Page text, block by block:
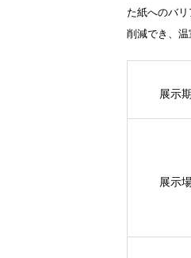
た紙へのバ
削減でき、
展示
展示